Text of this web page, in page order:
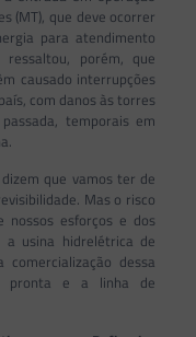
(MT), que deve ocorrer
para atendimento
porém, que
causado interrupções
com danos às torres
temporais em
que vamos ter de
Mas o risco
nossos esforços e dos
usina hidrelétrica de
dessa
pronta e a linha de